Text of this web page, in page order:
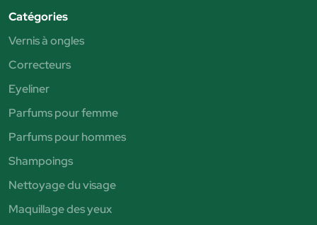
Catégories
Vernis à ongles
Correcteurs
Eyeliner
Parfums pour femme
Parfums pour hommes
Shampoings
Nettoyage du visage
Maquillage des yeux